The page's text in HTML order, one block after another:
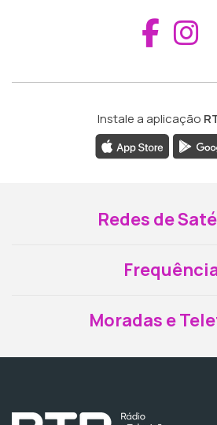
Instale a aplicação
Redes de
Moradas e